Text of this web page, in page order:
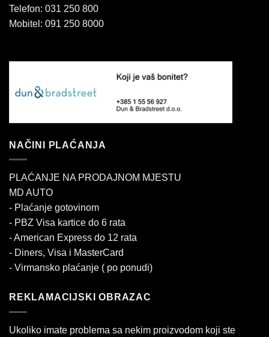
Telefon: 031 250 800
Mobitel: 091 250 8000
NAČINI PLAĆANJA
PLAĆANJE NA PRODAJNOM MJESTU
MD AUTO
- Plaćanje gotovinom
- PBZ Visa kartice do 6 rata
- American Express do 12 rata
- Diners, Visa i MasterCard
- Virmansko plaćanje ( po ponudi)
REKLAMACIJSKI OBRAZAC
Ukoliko imate problema sa nekim proizvodom koji ste